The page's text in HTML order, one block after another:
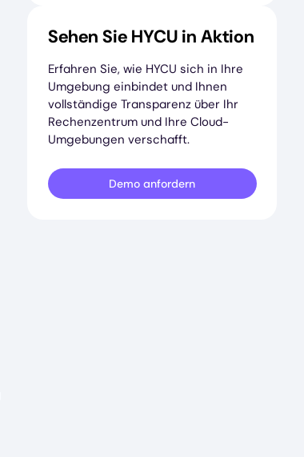
Sehen Sie HYCU in Aktion
Erfahren Sie, wie HYCU sich in Ihre
Umgebung einbindet und Ihnen
vollständige Transparenz über Ihr
Rechenzentrum und Ihre Cloud-
Umgebungen verschafft.
Demo anfordern